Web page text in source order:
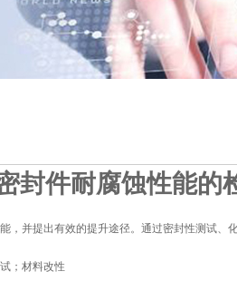
封件耐腐蚀性能的
，并提出有效的提升途径。通过密封性测试
；材料改性